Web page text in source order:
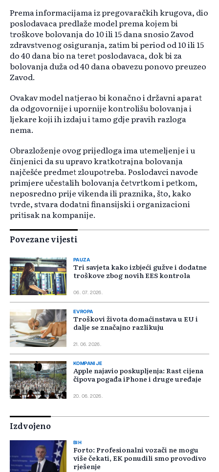
Prema informacijama iz pregovaračkih krugova, dio
poslodavaca predlaže model prema kojem bi
troškove bolovanja do 10 ili 15 dana snosio Zavod
zdravstvenog osiguranja, zatim bi period od 10 ili 15
do 40 dana bio na teret poslodavaca, dok bi za
bolovanja duža od 40 dana obavezu ponovo preuzeo
Zavod.
Ovakav model natjerao bi konačno i državni aparat
da odgovornije i upornije kontrolišu bolovanja i
ljekare koji ih izdaju i tamo gdje pravih razloga
nema.
Obrazloženje ovog prijedloga ima utemeljenje i u
činjenici da su upravo kratkotrajna bolovanja
najčešće predmet zloupotreba. Poslodavci navode
primjere učestalih bolovanja četvrtkom i petkom,
neposredno prije vikenda ili praznika, što, kako
tvrde, stvara dodatni finansijski i organizacioni
pritisak na kompanije.
Povezane vijesti
PAUZA
Tri savjeta kako izbjeći gužve i dodatne
troškove zbog novih EES kontrola
06. 07. 2026.
EVROPA
Troškovi života domaćinstava u EU i
dalje se značajno razlikuju
21. 06. 2026.
KOMPANIJE
Apple najavio poskupljenja: Rast cijena
čipova pogađa iPhone i druge uređaje
20. 06. 2026.
Izdvojeno
BIH
Forto: Profesionalni vozači ne mogu
više čekati, EK ponudili smo provodivo
rješenje